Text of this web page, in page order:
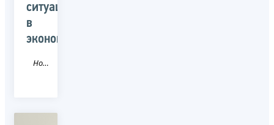
ситуации
в
экономике
Новость